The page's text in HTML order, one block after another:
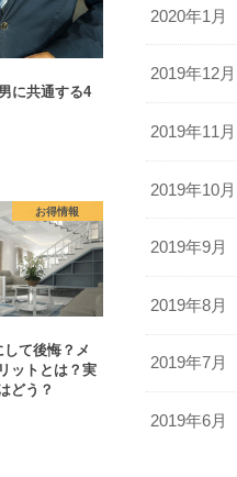
に共通する4
お得情報
て後悔？メ
ットとは？実
どう？
2020年1月
2019年12月
2019年11月
2019年10月
2019年9月
2019年8月
2019年7月
2019年6月